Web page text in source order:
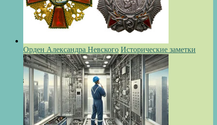
Орден Александра Невского Исторические заметки